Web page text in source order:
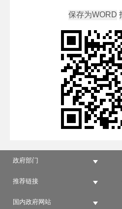
政府部门
推荐链接
国内政府网站